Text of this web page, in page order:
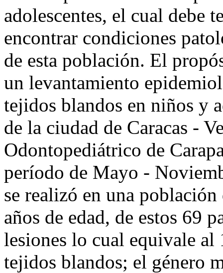
adolescentes, el cual debe
encontrar condiciones
de esta población. El
un levantamiento
tejidos blandos en niños y
de la ciudad de Caracas -
Odontopediátrico de
período de Mayo -
se realizó en una
años de edad, de estos 69
lesiones lo cual equivale al
tejidos blandos; el género